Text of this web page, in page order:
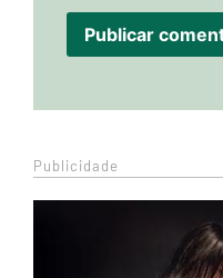
Publicidade